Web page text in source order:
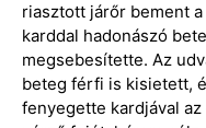
riasztott járőr bement
karddal hadonászó
megsebesítette. Az
beteg férfi is kisietett,
fenyegette kardjával